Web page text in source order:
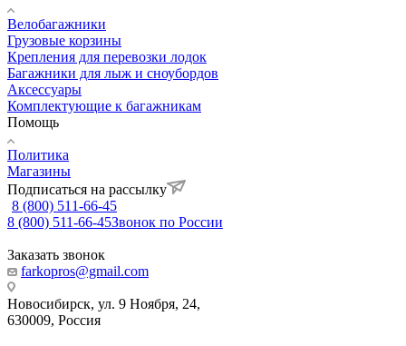
Велобагажники
Грузовые корзины
Крепления для перевозки лодок
Багажники для лыж и сноубордов
Аксессуары
Комплектующие к багажникам
Помощь
Политика
Магазины
Подписаться на рассылку
8 (800) 511-66-45
8 (800) 511-66-45Звонок по России
Заказать звонок
farkopros@gmail.com
Новосибирск, ул. 9 Ноября, 24,
630009, Россия